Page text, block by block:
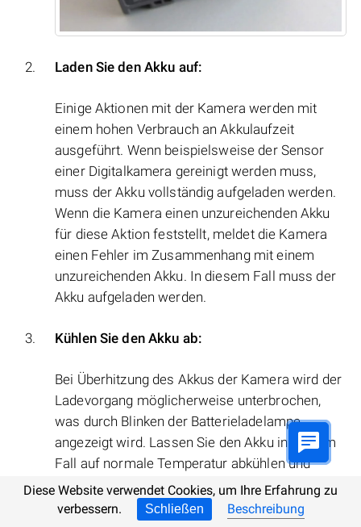
Laden Sie den Akku auf:
Einige Aktionen mit der Kamera werden mit
einem hohen Verbrauch an Akkulaufzeit
ausgeführt. Wenn beispielsweise der Sensor
einer Digitalkamera gereinigt werden muss,
muss der Akku vollständig aufgeladen werden.
Wenn die Kamera einen unzureichenden Akku
für diese Aktion feststellt, meldet die Kamera
einen Fehler im Zusammenhang mit einem
unzureichenden Akku. In diesem Fall muss der
Akku aufgeladen werden.
Kühlen Sie den Akku ab:
Bei Überhitzung des Akkus der Kamera wird der
Ladevorgang möglicherweise unterbrochen,
was durch Blinken der Batterieladelampe
angezeigt wird. Lassen Sie den Akku in diesem
Fall auf normale Temperatur abkühlen und
stellen Sie sicher, dass seine Kontakte nicht
verschmutzt sind.
Diese Website verwendet Cookies, um Ihre Erfahrung zu
verbessern.
Schließen Beschreibung